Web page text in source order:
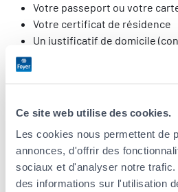
Ce site web utilise des cookies.
Les cookies nous permettent de
annonces, d'offrir des
sociaux et d'analyser notre
des informations sur l'utilisation
Votre passeport ou votre
Votre certificat de résidence
Un justificatif de domicile
carte de la sécurité sociale)
Grâce à votre compte bancaire,
Luxtrustgratuit. Ce dispositif sert
coûte généralement entre 50 et
multiples démarches en ligne